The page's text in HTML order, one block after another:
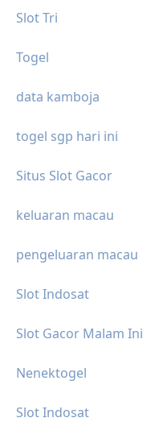
Slot Tri
Togel
data kamboja
togel sgp hari ini
Situs Slot Gacor
keluaran macau
pengeluaran macau
Slot Indosat
Slot Gacor Malam Ini
Nenektogel
Slot Indosat